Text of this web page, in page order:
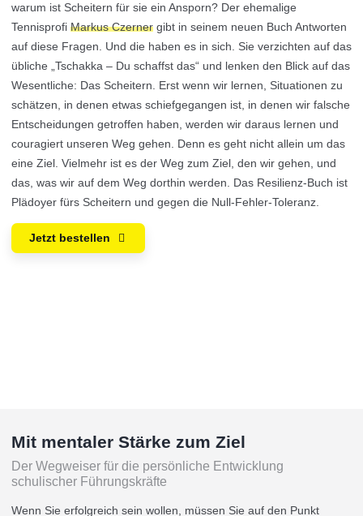
warum ist Scheitern für sie ein Ansporn? Der ehemalige
Tennisprofi Markus Czerner gibt in seinem neuen Buch Antworten
auf diese Fragen. Und die haben es in sich. Sie verzichten auf das
übliche „Tschakka – Du schaffst das“ und lenken den Blick auf das
Wesentliche: Das Scheitern. Erst wenn wir lernen, Situationen zu
schätzen, in denen etwas schiefgegangen ist, in denen wir falsche
Entscheidungen getroffen haben, werden wir daraus lernen und
couragiert unseren Weg gehen. Denn es geht nicht allein um das
eine Ziel. Vielmehr ist es der Weg zum Ziel, den wir gehen, und
das, was wir auf dem Weg dorthin werden. Das Resilienz-Buch ist
Plädoyer fürs Scheitern und gegen die Null-Fehler-Toleranz.
Jetzt bestellen
Mit mentaler Stärke zum Ziel
Der Wegweiser für die persönliche Entwicklung
schulischer Führungskräfte
Wenn Sie erfolgreich sein wollen, müssen Sie auf den Punkt